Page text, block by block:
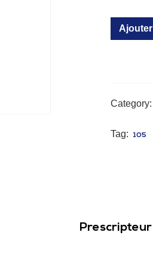
Category:
Tag: 105
Prescripteur